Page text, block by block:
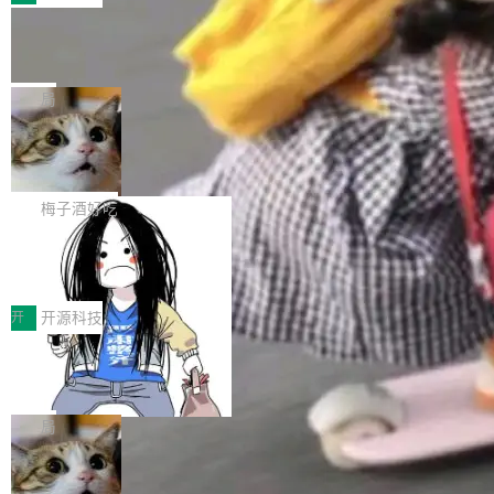
件。 腾讯网平团队在UCL-MPComm中实现了一
个独立于业务线程的全局通信引擎（Engine），
型或企业内部部署模型提升研发效率。但随着 AI
Coding 从个人辅助工具逐步走向团队级、组织
级应用，企业在规模化落地过程中，对安全性、
可控性和代码质量提出了更高要求。 首先是数据
安全与合规要求。对于大多数普通研发场景，公
有云模型能够满足快速试用和效率提升的需求。
但对于金融、能源、医疗等对数据安全要求较...
各领域的应用成果，覆盖技术底座、行业赋能、
产品应用、支撑保障、专题等五大方向。深信服
AI算力网关（AI创新平台）成功入选！ 随着各行
各业的Agent走向规模化建设，算力构成形态逐
渐丰富，用户关注的重点也在发生变化：不只是
让AI用起来，还要进一步看清混合算力时代下，
Token花在哪里、算力是否被充分利用，以及持
续增长的AI成本该如何优化。 深信服AI算力网关
正是围绕这些实际问题，从Token治理和成本治
理两个方面，让用户的每一份算力都看得清、管
得住、用得稳、省得下、更安全！ 一、从现在开
始，Token使用一目...
Jeff Dean 离开 Google：一个时代的结
束，一个实验室的开始
Google 员工编号 20。MapReduce 作者之一。
Bigtable 作者之一。TensorFlow 的作者之一。
Gemini 的架构师。Google 首席科学家。 Jeff D
ean 在 Google 工作了 27 年后，宣布离职。 他
不是一个人走。一同离开的还有 Sanjay Ghema
wat（Google 员工编号 23，Jeff Dean 二十多
年的编程搭档，MapReduce 和 Bigtable 的共同
作者）、Quoc Le（Google 大脑核心成员，Se
q2Seq 和 DocAI 的共同发明人）以及 Oriol Vin
yals（Gemini 联合负责人，AlphaSta...
局
🔥 SolonCode v2026.8.4 发布：界面
字体可调、22 种语言、记忆搜索增强
打开终端就能上岗的全中文编码智能体，这一轮
把「看得清、用母语、记得住」三件事一次补
齐。 SolonCode 是什么 SolonCode 是杭州无
耳科技研发的企业级终端编码智能体——一位全
中文驱动的数字员工，自主理解需求、规划步
骤、编写代码。不挑模型、不挑平台，curl 一行
装完即用。 开源地址：Gitee · GitCode · GitHu
b 安装 支持 Java 8+（8~26）、macOS / Linu
x / Windows / Harmony PC。 # macOS / Linu
x / Harmony PC curl -fsSL https://solon.noea
r.org/solon...
梅子酒好吃
让“代码语义理解”深度释放AI Coding
价值潜能：华为云码道（CodeArts）
代码仓技术解析
一、代码仓深度理解技术的作用与价值 在软件工
程实践中，代码仓是企业核心知识资产的主要载
体。企业级代码仓库通常包含数十万乃至数百万
个文件，其规模远超单次模型调用可承载的上下
文窗口。随着项目规模的持续扩张与代码历史的
不断累积，代码仓中的模块关系、接口契约、业
务逻辑等关键信息往往分散于数十乃至数百个文
件之中，形成高度复杂的知识关联网络。传统的
开 开源科技
一条“删库”命令跑 17 小时，算法工程
师删光 89TB 数据只为干私活
最高人民检察院8月4日公布了一起案件：北京一
名90后算法工程师王某，为了给自己接的私活腾
服务器空间，删光了公司AI游戏部门的全部核心
数据。 王某2024年1月入职东城区某科技公司AI
局
Cloudflare 分享推理优化实践：KV ca